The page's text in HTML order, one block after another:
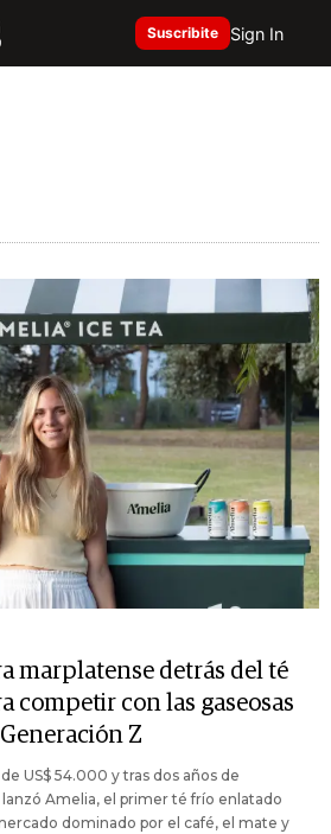
Suscribite Sign In
marplatense detrás del té
competir con las gaseosas
Z
US$ 54.000 y tras dos años de
Amelia, el primer té frío enlatado
dominado por el café, el mate y